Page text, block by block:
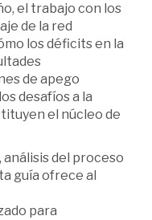
el trabajo con los
de la red
los déficits en la
de apego
desafíos a la
el núcleo de
del proceso
guía ofrece al
para